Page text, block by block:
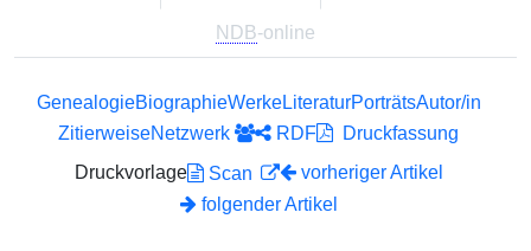
NDB-online
GenealogieBiographieWerkeLiteraturPorträtsAutor/in
ZitierweiseNetzwerk RDF
Druckfassung
Druckvorlage
Scan
vorheriger Artikel
folgender Artikel